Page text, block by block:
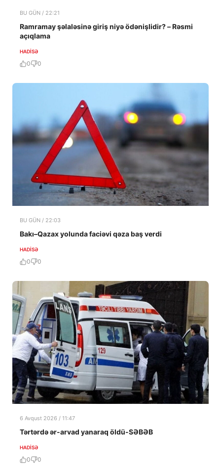
BU GÜN / 22:21
Ramramay şəlaləsinə giriş niyə ödənişlidir? – Rəsmi
açıqlama
HADISƏ
0 0
BU GÜN / 22:03
Bakı–Qazax yolunda faciəvi qəza baş verdi
HADISƏ
0 0
6 Avqust 2026 / 11:47
Tərtərdə ər-arvad yanaraq öldü-SƏBƏB
HADISƏ
0 0